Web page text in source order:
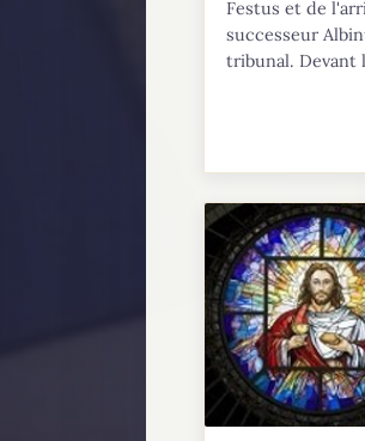
Festus et de
successeur
tribunal. Devant